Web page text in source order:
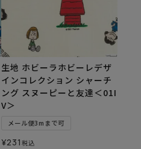
生地 ホビーラホビーレデザ
インコレクション シャーチ
ング スヌーピーと友達＜01I
V＞
メール便3mまで可
¥231 税込